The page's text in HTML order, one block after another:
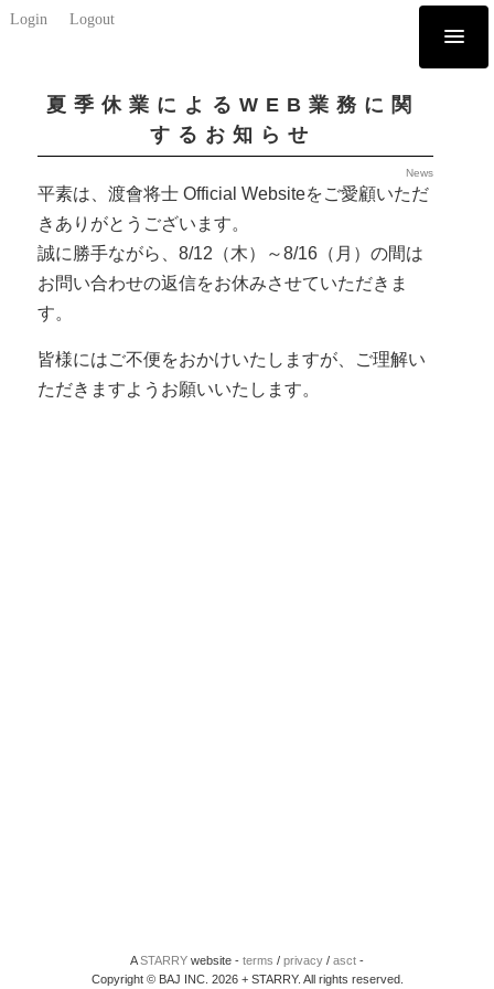
Login Logout
夏季休業によるWEB業務に関
するお知らせ
News
平素は、渡會将士 Official Websiteをご愛顧いただ
きありがとうございます。
誠に勝手ながら、8/12（木）～8/16（月）の間は
お問い合わせの返信をお休みさせていただきま
す。
皆様にはご不便をおかけいたしますが、ご理解い
ただきますようお願いいたします。
ASTARRY website - terms / privacy / asct -
Copyright © BAJ INC. 2026 + STARRY. All rights reserved.